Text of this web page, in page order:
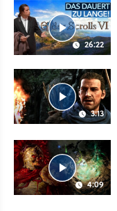
26:22
3:13
4:09